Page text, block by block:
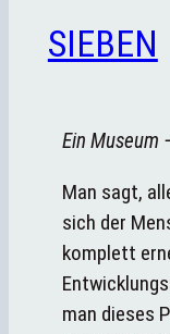
SIEBEN
Ein Museum
Man sagt,
sich der
komplett
man dieses